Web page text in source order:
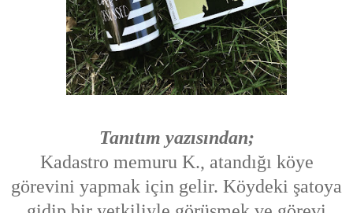
Tanıtım yazısından;
Kadastro memuru K., atandığı köye
görevini yapmak için gelir. Köydeki şatoya